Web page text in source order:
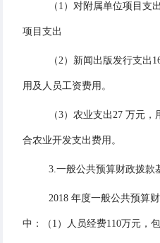
（1）对附属单位项目支
项目支出
（2）新闻出版发行支出
用及人员工资费用。
（3）农业支出27 万元
合农业开发支出费用。
3.一般公共预算财政拨款
2018 年度一般公共预算
中：（1）人员经费110万元，